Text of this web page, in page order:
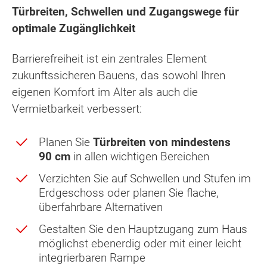
Türbreiten, Schwellen und Zugangswege für
optimale Zugänglichkeit
Barrierefreiheit ist ein zentrales Element
zukunftssicheren Bauens, das sowohl Ihren
eigenen Komfort im Alter als auch die
Vermietbarkeit verbessert:
Planen Sie Türbreiten von mindestens
90 cm in allen wichtigen Bereichen
Verzichten Sie auf Schwellen und Stufen im
Erdgeschoss oder planen Sie flache,
überfahrbare Alternativen
Gestalten Sie den Hauptzugang zum Haus
möglichst ebenerdig oder mit einer leicht
integrierbaren Rampe